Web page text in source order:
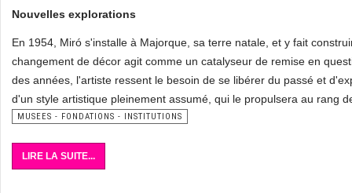
Nouvelles explorations
En 1954, Miró s'installe à Majorque, sa terre natale, et y fait
changement de décor agit comme un catalyseur de remise en
des années, l'artiste ressent le besoin de se libérer du passé et
d'un style artistique pleinement assumé, qui le propulsera au rang
MUSEES - FONDATIONS - INSTITUTIONS
LIRE LA SUITE...